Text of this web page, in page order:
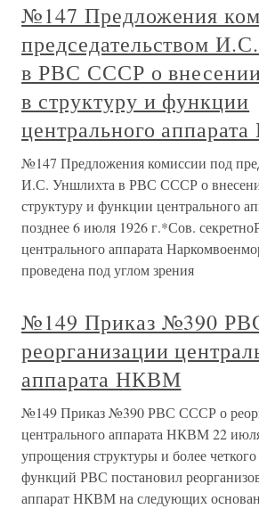
№147 Предложения
председательством
в РВС СССР о
в структуру и функции
центрального
№147 Предложения комиссии под
И.С. Уншлихта в РВС СССР о
структуру и функции центрального
позднее 6 июля 1926 г.*Сов.
центрального аппарата
проведена под углом зрения
№149 Приказ №390
реорганизации
аппарата НКВМ
№149 Приказ №390 РВС СССР о
центрального аппарата НКВМ 22
упрощения структуры и более
функций РВС постановил
аппарат НКВМ на следующих